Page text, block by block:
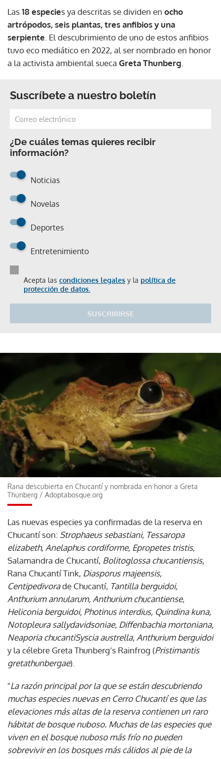
Las18 especies ya descritas se dividen en ocho
artrópodos, seis plantas, tres anfibios y una
serpiente . El descubrimiento de uno de estos anfibios
tuvo eco mediático en 2022, al ser nombrado en honor
a la activista ambiental sueca Greta Thunberg
Suscríbete a nuestro boletín
¿De cuáles temas quieres recibir
información?
Noticias
Novelas
Deportes
Entretenimiento
Acepta las condiciones legales y la política de
protección de datos.
SUSCRIBIRSE
Rana descubierta en Chucantí y nombrada en honor a Greta
Thunberg / Adoptabosque.org
Las nuevas especies ya confirmadas de la reserva en
Chucantí son: Strophaeus sebastiani, Tessaropa
elizabeth, Anelaphus cordiforme, Epropetes tristis,
Salamandra de Chucantí, Bolitoglossa chucantiensis,
Rana Chucantí Tink, Diasporus majeensis,
Centipedivorade Chucantí, Tantilla berguidoi,
Anthurium annularum, Anthurium chucantiense,
Heliconia berguidoi, Photinus interdius, Quindina kuna,
Notopleura sallydavidsoniae, Diffenbachia mortoniana,
Neaporia chucantiSyscia austrella, Anthurium berguidoi
y la célebre Greta Thunberg’s Rainfrog (Pristimantis
gretathunbergae).
"La razón principal por la que se están descubriendo
muchas especies nuevas en Cerro Chucantí es que las
elevaciones más altas de la reserva contienen un raro
hábitat de bosque nuboso. Muchas de las especies que
viven en el bosque nuboso más frío no pueden
sobrevivir en los bosques más cálidos al pie de la